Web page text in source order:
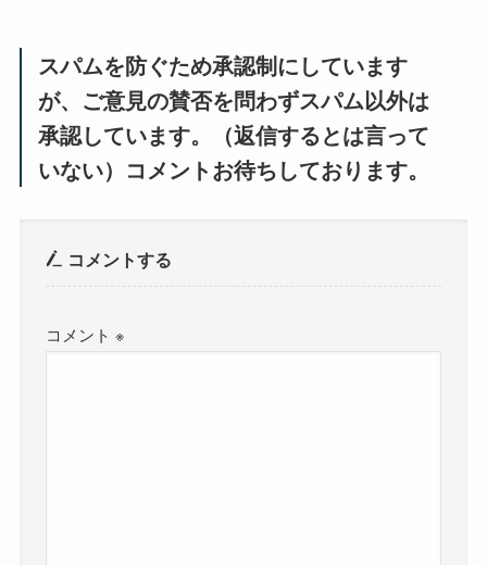
スパムを防ぐため承認制にしています
が、ご意見の賛否を問わずスパム以外は
承認しています。（返信するとは言って
いない）コメントお待ちしております。
コメントする
コメント※